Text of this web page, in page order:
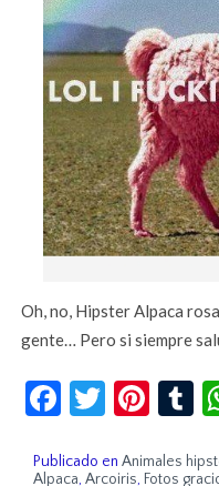
Oh, no, Hipster Alpaca
gente… Pero si siempre
Facebook
Publicado en Animales
Alpaca,Arcoiris, Fotos